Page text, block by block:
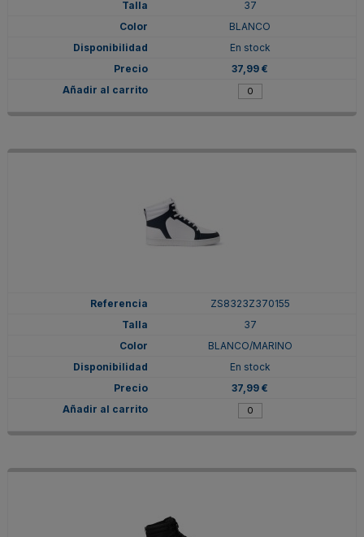
37
BLANCO
En stock
37,99 €
ZS8323Z370155
37
BLANCO/MARINO
En stock
37,99 €